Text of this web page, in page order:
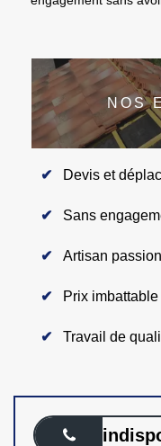
NOS
Devis et
Sans
Artisan
Prix imbattable
Travail de